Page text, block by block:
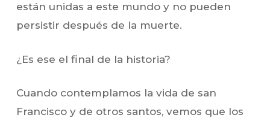
están unidas a este mundo y no pueden
persistir después de la muerte.
¿Es ese el final de la historia?
Cuando contemplamos la vida de san
Francisco y de otros santos, vemos que los